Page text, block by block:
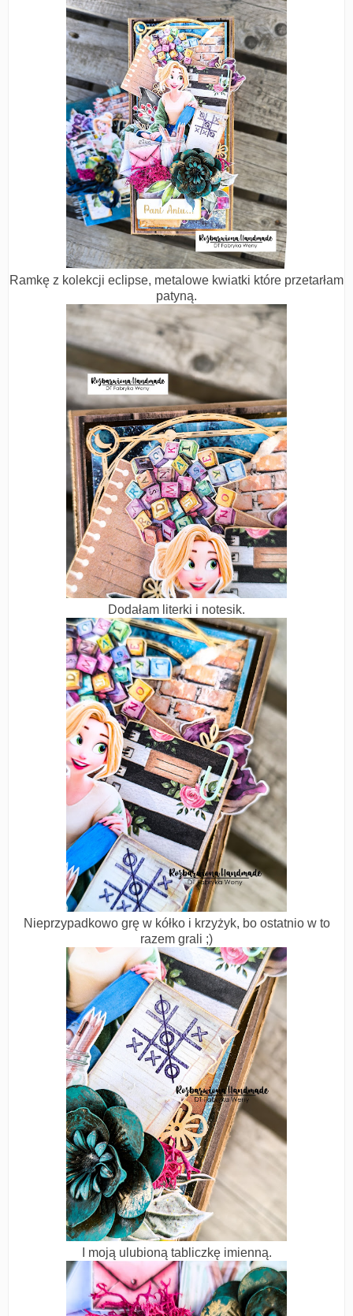
Ramkę z kolekcji eclipse, metalowe kwiatki które przetarłam
patyną.
Dodałam literki i notesik.
Nieprzypadkowo grę w kółko i krzyżyk, bo ostatnio w to
razem grali ;)
I moją ulubioną tabliczkę imienną.